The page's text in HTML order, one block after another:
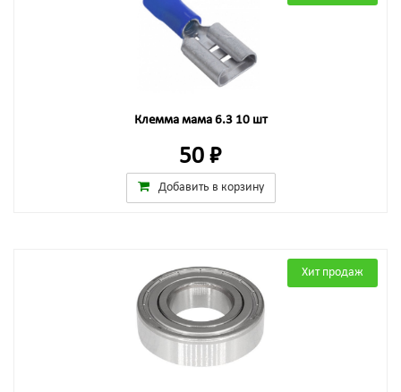
Клемма мама 6.3 10 шт
50 ₽
Добавить в корзину
Хит продаж